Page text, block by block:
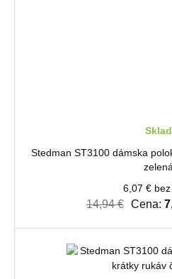
Stedman ST3100 dámska
zelená
6,07 € bez
14,94 € Cena: